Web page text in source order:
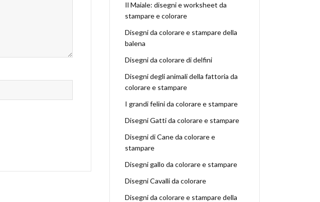
Il Maiale: disegni e worksheet da
stampare e colorare
Disegni da colorare e stampare della
balena
Disegni da colorare di delfini
Disegni degli animali della fattoria da
colorare e stampare
I grandi felini da colorare e stampare
Disegni Gatti da colorare e stampare
Disegni di Cane da colorare e
stampare
Disegni gallo da colorare e stampare
Disegni Cavalli da colorare
Disegni da colorare e stampare della